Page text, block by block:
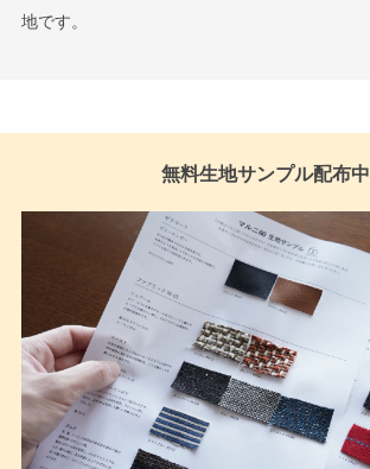
地です。
無料生地サンプル配布中